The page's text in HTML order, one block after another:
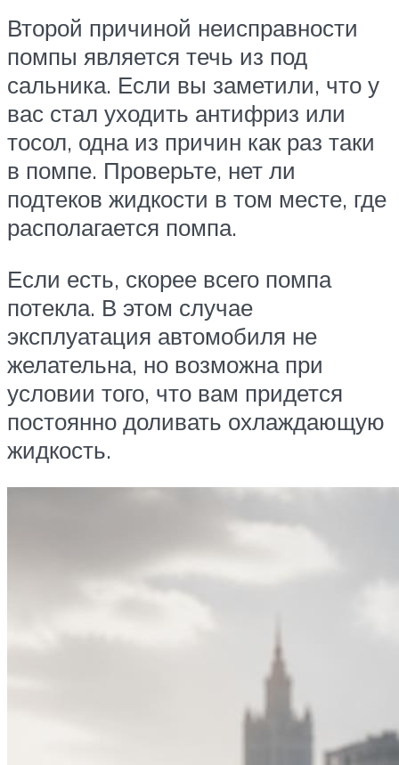
Второй причиной неисправности
помпы является течь из под
сальника. Если вы заметили, что у
вас стал уходить антифриз или
тосол, одна из причин как раз таки
в помпе. Проверьте, нет ли
подтеков жидкости в том месте, где
располагается помпа.
Если есть, скорее всего помпа
потекла. В этом случае
эксплуатация автомобиля не
желательна, но возможна при
условии того, что вам придется
постоянно доливать охлаждающую
жидкость.